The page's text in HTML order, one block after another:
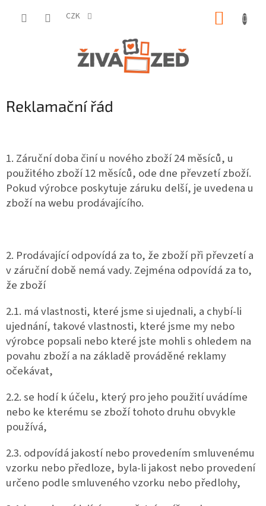
CZK
Reklamační řád
1. Záruční doba činí u nového zboží 24 měsíců, u
použitého zboží 12 měsíců, ode dne převzetí zboží.
Pokud výrobce poskytuje záruku delší, je uvedena u
zboží na webu prodávajícího.
2. Prodávající odpovídá za to, že zboží při převzetí a
v záruční době nemá vady. Zejména odpovídá za to,
že zboží
2.1. má vlastnosti, které jsme si ujednali, a chybí-li
ujednání, takové vlastnosti, které jsme my nebo
výrobce popsali nebo které jste mohli s ohledem na
povahu zboží a na základě prováděné reklamy
očekávat,
2.2. se hodí k účelu, který pro jeho použití uvádíme
nebo ke kterému se zboží tohoto druhu obvykle
používá,
2.3. odpovídá jakostí nebo provedením smluvenému
vzorku nebo předloze, byla-li jakost nebo provedení
určeno podle smluveného vzorku nebo předlohy,